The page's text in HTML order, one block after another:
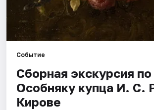
Событие
Сборная экскурсия по
Особняку купца И. С.
Кирове